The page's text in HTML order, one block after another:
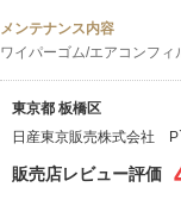
メンテナンス内容
ワイパーゴム/エアコンフィ
東京都 板橋区
日産東京販売株式会社
販売店レビュー評価